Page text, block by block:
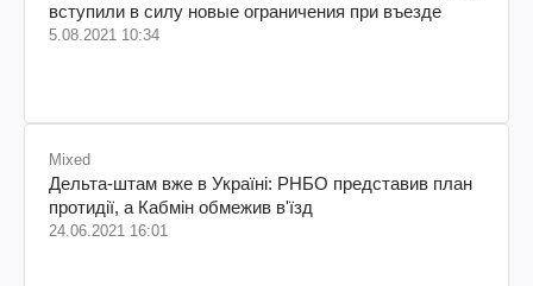
вступили в силу новые ограничения при въезде
5.08.2021 10:34
Mixed
Дельта-штам вже в Україні: РНБО представив план
протидії, а Кабмін обмежив в'їзд
24.06.2021 16:01